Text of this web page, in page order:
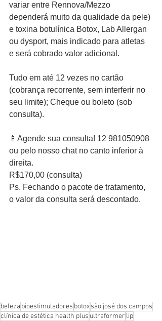
variar entre Rennova/Mezzo
dependerá muito da qualidade da pele)
e toxina botulínica Botox, Lab Allergan
ou dysport, mais indicado para atletas
e será cobrado valor adicional.
Tudo em até 12 vezes no cartão
(cobrança recorrente, sem interferir no
seu limite); Cheque ou boleto (sob
consulta).
📱Agende sua consulta! 12 981050908
ou pelo nosso chat no canto inferior à
direita.
R$170,00 (consulta)
Ps. Fechando o pacote de tratamento,
o valor da consulta será descontado.
beleza bioestimuladores botoxsão josé dos campos
clínica de estética health plus ultraformer lip